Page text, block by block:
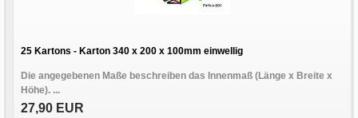
25 Kartons - Karton 340 x 200 x 100mm einwellig
Die angegebenen Maße beschreiben das Innenmaß (Länge x Breite x
Höhe). ...
27,90 EUR